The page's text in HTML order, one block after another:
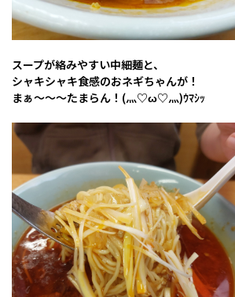
スープが絡みやすい中細麺と、
シャキシャキ食感のおネギちゃんが！
まぁ～～～たまらん！(灬♡ω♡灬)ｳﾏｼｯ